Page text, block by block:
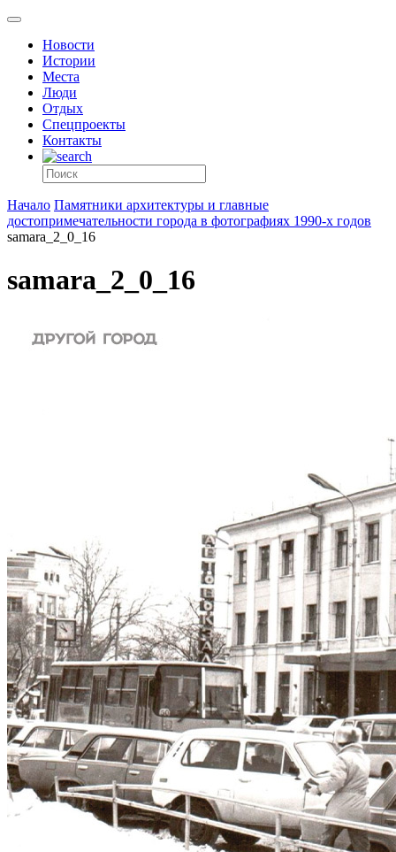
Новости
Истории
Места
Люди
Отдых
Спецпроекты
Контакты
Начало Памятники архитектуры и главные
достопримечательности города в фотографиях 1990-х годов
samara_2_0_16
samara_2_0_16